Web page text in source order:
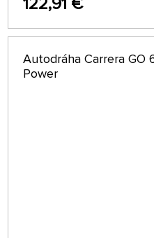
Autodráha Carrera GO
Power